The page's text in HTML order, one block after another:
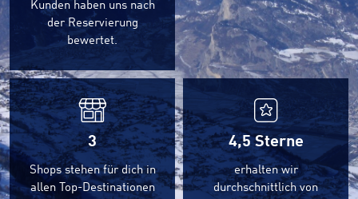
Kunden haben uns nach
der Reservierung
bewertet.
3
Shops stehen für dich in
allen Top-Destinationen
4,5Sterne
erhalten wir
durchschnittlich von